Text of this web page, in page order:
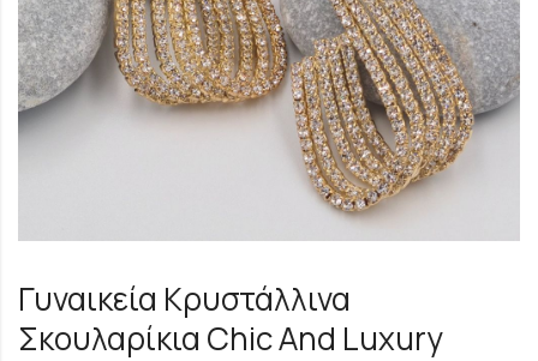
Γυναικεία Κρυστάλλινα
Σκουλαρίκια Chic And Luxury